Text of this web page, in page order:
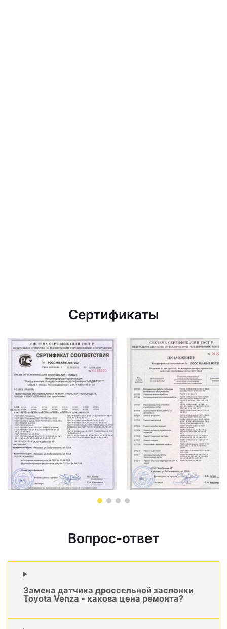
Сертификаты
Вопрос-ответ
Замена датчика дроссельной заслонки
Toyota Venza - какова цена ремонта?